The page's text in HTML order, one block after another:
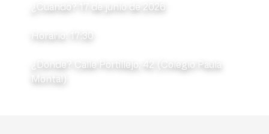
¿Cuándo? 17 de junio de 2026
Horario: 17:30
¿Dónde? Calle Portillejo, 42 (Colegio Paula
Montal)